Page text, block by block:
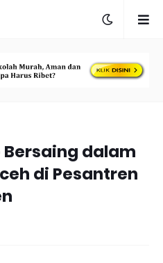
Bersaing dalam
di Pesantren